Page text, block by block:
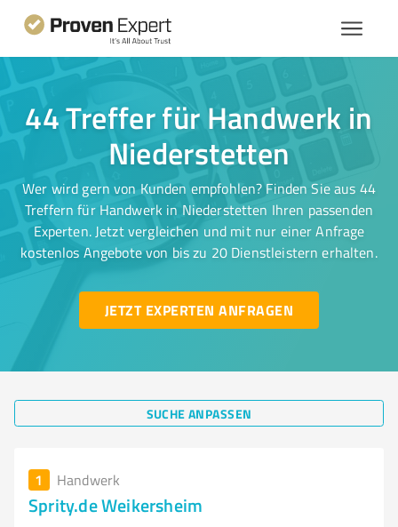
44 Treffer für Handwerk in
Niederstetten
Wer wird gern von Kunden empfohlen? Finden Sie aus 44
Treffern für Handwerk in Niederstetten Ihren passenden
Experten. Jetzt vergleichen und mit nur einer Anfrage
kostenlos Angebote von bis zu 20 Dienstleistern erhalten.
JETZT EXPERTEN ANFRAGEN
SUCHE ANPASSEN
1 Handwerk
Sprity.de Weikersheim